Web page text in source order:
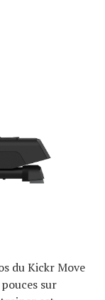
du Kickr Move
sur